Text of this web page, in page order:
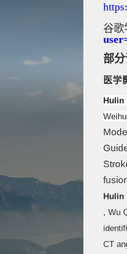
谷歌
部
医学
Hulin
Hulin
, Wu
CT